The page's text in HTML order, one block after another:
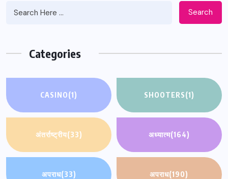
Search
Categories
CASINO(1) SHOOTERS(1)
अंतर्राष्ट्रीय(33) अध्यात्म(164)
अपराध(33) अपराध(190)